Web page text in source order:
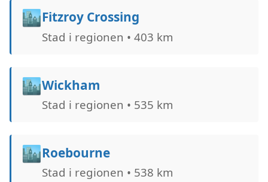
🏙️Fitzroy Crossing
Stad i regionen • 403 km
🏙️Wickham
Stad i regionen • 535 km
🏙️Roebourne
Stad i regionen • 538 km